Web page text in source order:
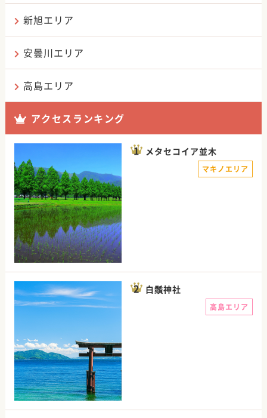
新旭エリア
安曇川エリア
高島エリア
アクセスランキング
メタセコイア並木
マキノエリア
白鬚神社
高島エリア